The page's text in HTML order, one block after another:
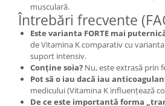
musculară.
Întrebări frecvente
Este varianta FORTE mai
de Vitamina K comparativ cu
suport intensiv.
Conține soia? Nu, este extrasă prin
Pot să o iau dacă iau
medicului (Vitamina K influențează
De ce este importantă forma